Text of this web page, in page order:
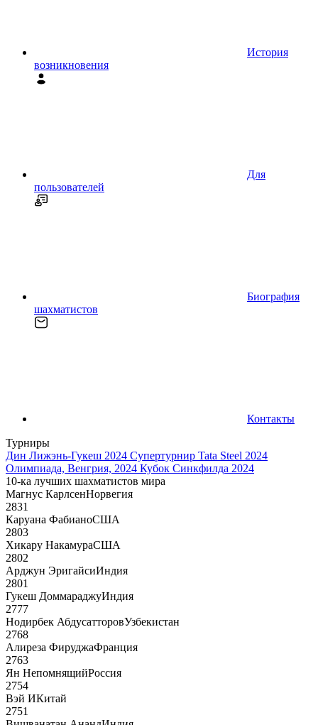
История
возникновения
Для
пользователей
Биография
шахматистов
Контакты
Турниры
Дин Лижэнь-Гукеш 2024 Супертурнир Tata Steel 2024
Олимпиада, Венгрия, 2024 Кубок Синкфилда 2024
10-ка лучших шахматистов мира
Магнус КарлсенНорвегия
2831
Каруана ФабианоСША
2803
Хикару НакамураСША
2802
Арджун ЭригайсиИндия
2801
Гукеш ДоммараджуИндия
2777
Нодирбек АбдусатторовУзбекистан
2768
Алиреза ФируджаФранция
2763
Ян НепомнящийРоссия
2754
Вэй ИКитай
2751